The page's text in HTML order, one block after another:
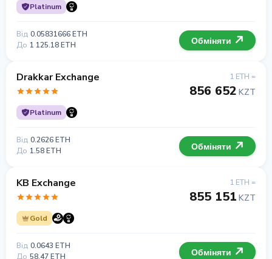
Platinum
Від 0.05831666 ETH
До 1 125.18 ETH Обміняти
Drakkar Exchange
Platinum
1 ETH =
856 652 KZT
Від 0.2626 ETH
До 1.58 ETH Обміняти
KB Exchange
Gold
1 ETH =
855 151 KZT
Від 0.0643 ETH
До 58.47 ETH Обміняти